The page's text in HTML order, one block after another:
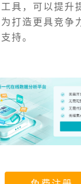
具，可以提升
打造更具竞争
持。